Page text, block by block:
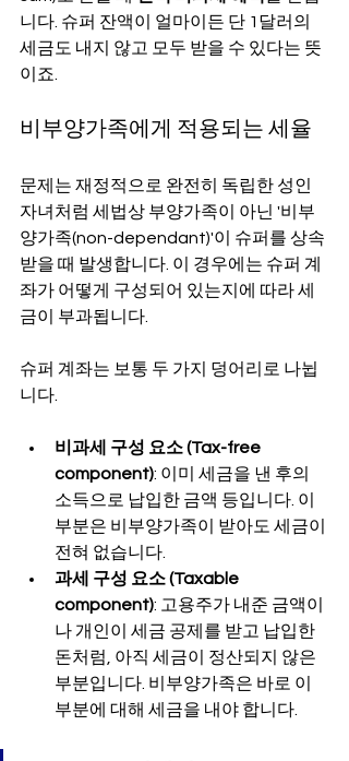
니다. 슈퍼 잔액이 얼마이든 단 1달러의
세금도 내지 않고 모두 받을 수 있다는 뜻
이죠.
비부양가족에게 적용되는 세율
문제는 재정적으로 완전히 독립한 성인
자녀처럼 세법상 부양가족이 아닌 '비부
양가족(non-dependant)'이 슈퍼를 상속
받을 때 발생합니다. 이 경우에는 슈퍼 계
좌가 어떻게 구성되어 있는지에 따라 세
금이 부과됩니다.
슈퍼 계좌는 보통 두 가지 덩어리로 나뉩
니다.
비과세 구성 요소 (Tax-free
component): 이미 세금을 낸 후의
소득으로 납입한 금액 등입니다. 이
부분은 비부양가족이 받아도 세금이
전혀 없습니다.
과세 구성 요소 (Taxable
component): 고용주가 내준 금액이
나 개인이 세금 공제를 받고 납입한
돈처럼, 아직 세금이 정산되지 않은
부분입니다. 비부양가족은 바로 이
부분에 대해 세금을 내야 합니다.